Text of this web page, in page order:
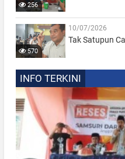
256
570
10/07/2026
Tak Satupun
INFO TERKINI